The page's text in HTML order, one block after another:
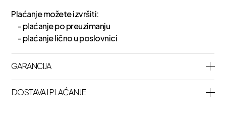
Plaćanje možete izvršiti:
- plaćanje po preuzimanju
- plaćanje lično u poslovnici
GARANCIJA
DOSTAVA I PLAĆANJE